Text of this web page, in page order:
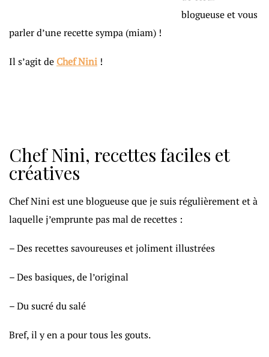
blogueuse et vous
parler d’une recette sympa (miam) !
Il s’agit de Chef Nini !
Chef Nini, recettes faciles et
créatives
Chef Nini est une blogueuse que je suis régulièrement et à
laquelle j’emprunte pas mal de recettes :
– Des recettes savoureuses et joliment illustrées
– Des basiques, de l’original
– Du sucré du salé
Bref, il y en a pour tous les gouts.